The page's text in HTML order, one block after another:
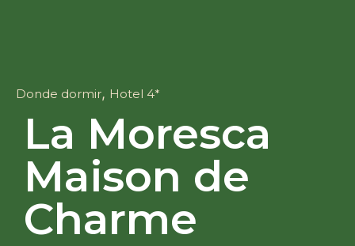
La Moresca
Maison de
Charme
Donde dormir, Hotel 4*